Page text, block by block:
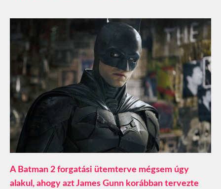
A Batman 2 forgatási ütemterve mégsem úgy
alakul, ahogy azt James Gunn korábban tervezte